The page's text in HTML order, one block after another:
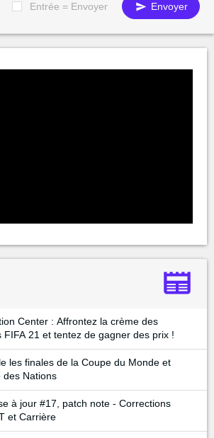
Entrée = Envoyer Envoyer
Center : Affrontez la crème des
FIFA 21 et tentez de gagner des prix !
les finales de la Coupe du Monde et
des Nations
à jour #17, patch note - Corrections
et Carrière